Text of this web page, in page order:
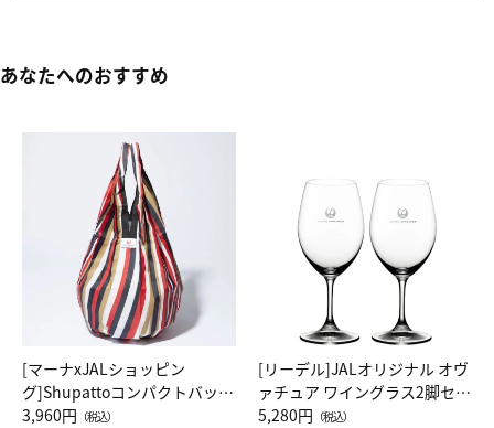
あなたへのおすすめ
[マーナxJALショッピン
グ]Shupattoコンパクトバッグ
Drop JAL客室乗務員（LC）ス
3,960円 （税込）
[リーデル]JALオリジナル オヴ
ァチュア ワイングラス2脚セッ
ト（レッドワイン）
5,280円 （税込）